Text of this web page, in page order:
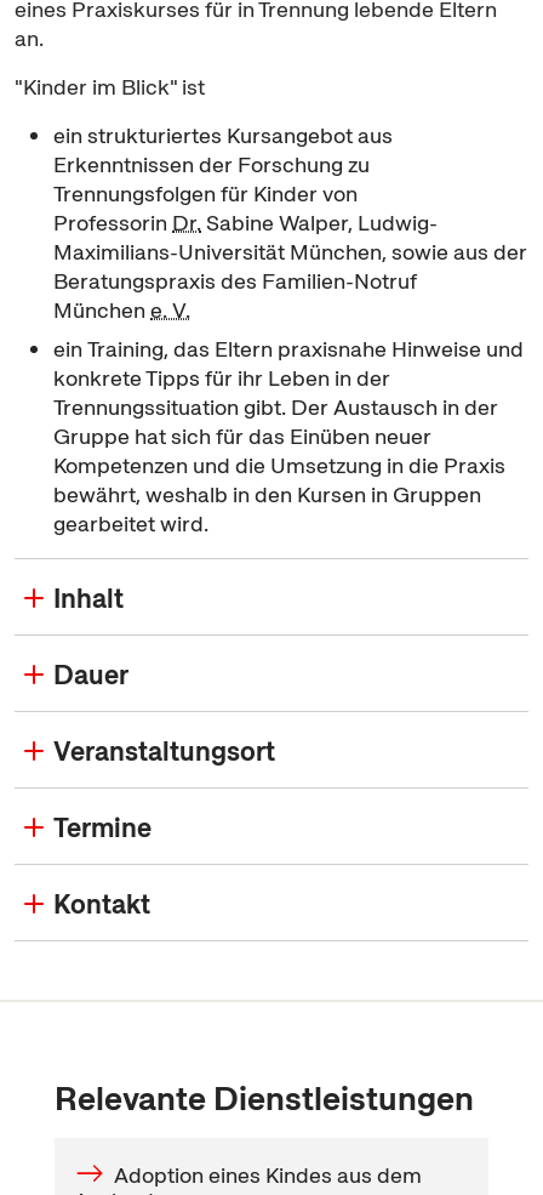
eines Praxiskurses für in Trennung lebende Eltern
an.
"Kinder im Blick" ist
ein strukturiertes Kursangebot aus
Erkenntnissen der Forschung zu
Trennungsfolgen für Kinder von
Professorin Dr.Sabine Walper, Ludwig-
Maximilians-Universität München, sowie aus der
Beratungspraxis des Familien-Notruf
München e. V.
ein Training, das Eltern praxisnahe Hinweise und
konkrete Tipps für ihr Leben in der
Trennungssituation gibt. Der Austausch in der
Gruppe hat sich für das Einüben neuer
Kompetenzen und die Umsetzung in die Praxis
bewährt, weshalb in den Kursen in Gruppen
gearbeitet wird.
Inhalt
Dauer
Veranstaltungsort
Termine
Kontakt
Relevante Dienstleistungen
Adoption eines Kindes aus dem